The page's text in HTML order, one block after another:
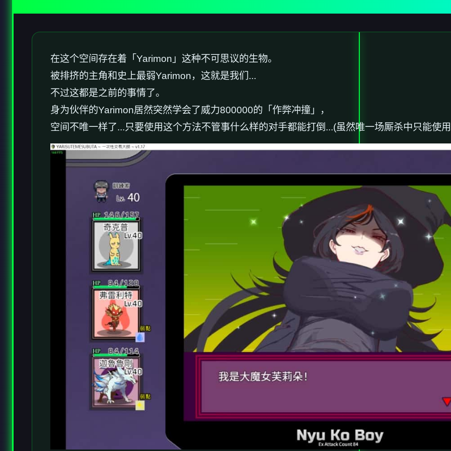
在这个空间存在着「Yarimon」这种不可思议的生物。
被排挤的主角和史上最弱Yarimon，这就是我们...
不过这都是之前的事情了。
身为伙伴的Yarimon居然突然学会了威力800000的「作弊冲撞」，
空间不唯一样了...只要使用这个方法不管事什么样的对手都能打倒...(虽然唯一场厮杀中只能使